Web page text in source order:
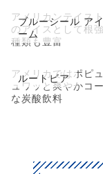
ブルーシール ア
ーム
アメリカンテイス
のアイスとして根強
種類も豊富
ルートビア
アメリカではポピ
ュワッと爽やかコ
な炭酸飲料